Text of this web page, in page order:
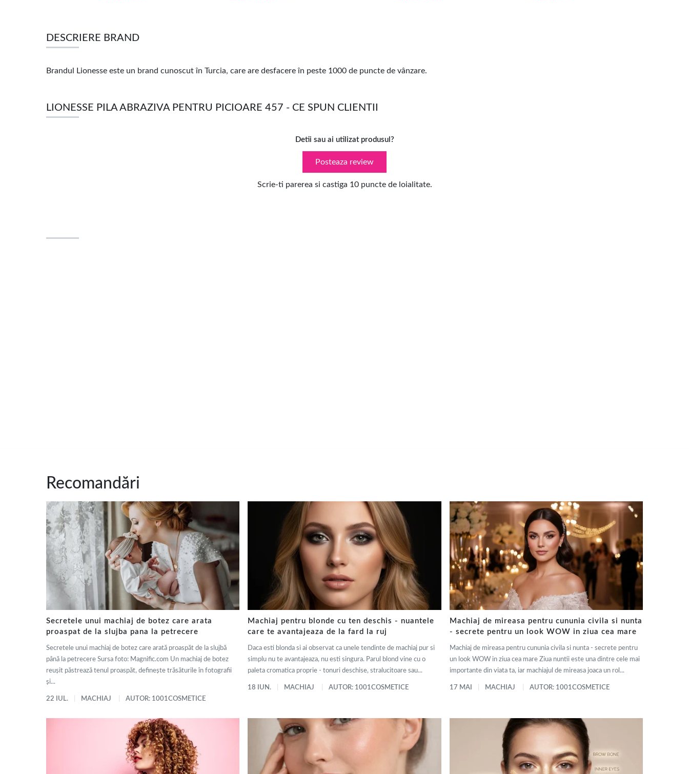
DESCRIERE BRAND
Brandul Lionesse este un brand cunoscut în Turcia, care are desfacere în peste 1000 de puncte de vânzare.
LIONESSE PILA ABRAZIVA PENTRU PICIOARE 457 - CE SPUN CLIENTII
Detii sau ai utilizat produsul?
Posteaza review
Scrie-ti parerea si castiga 10 puncte de loialitate.
Recomandări
Secretele unui machiaj de botez care arata
proaspat de la slujba pana la petrecere
Secretele unui machiaj de botez care arată proaspăt de la slujbă
până la petrecere Sursa foto: Magnific.com Un machiaj de botez
reușit păstrează tenul proaspăt, definește trăsăturile în fotografii
și...
22 IUL. MACHIAJ AUTOR: 1001COSMETICE
Machiaj pentru blonde cu ten deschis - nuantele
care te avantajeaza de la fard la ruj
Daca esti blonda si ai observat ca unele tendinte de machiaj pur si
simplu nu te avantajeaza, nu esti singura. Parul blond vine cu o
paleta cromatica proprie - tonuri deschise, stralucitoare sau...
18 IUN. MACHIAJ AUTOR: 1001COSMETICE
Machiaj de mireasa pentru cununia civila si nunta
- secrete pentru un look WOW in ziua cea mare
Machiaj de mireasa pentru cununia civila si nunta - secrete pentru
un look WOW in ziua cea mare Ziua nuntii este una dintre cele mai
importante din viata ta, iar machiajul de mireasa joaca un rol...
17 MAI MACHIAJ AUTOR: 1001COSMETICE